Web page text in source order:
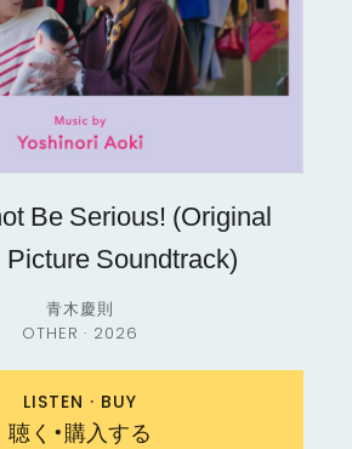
Be Serious! (Original
Soundtrack)
青木慶則
OTHER · 2026
聴く・購入する